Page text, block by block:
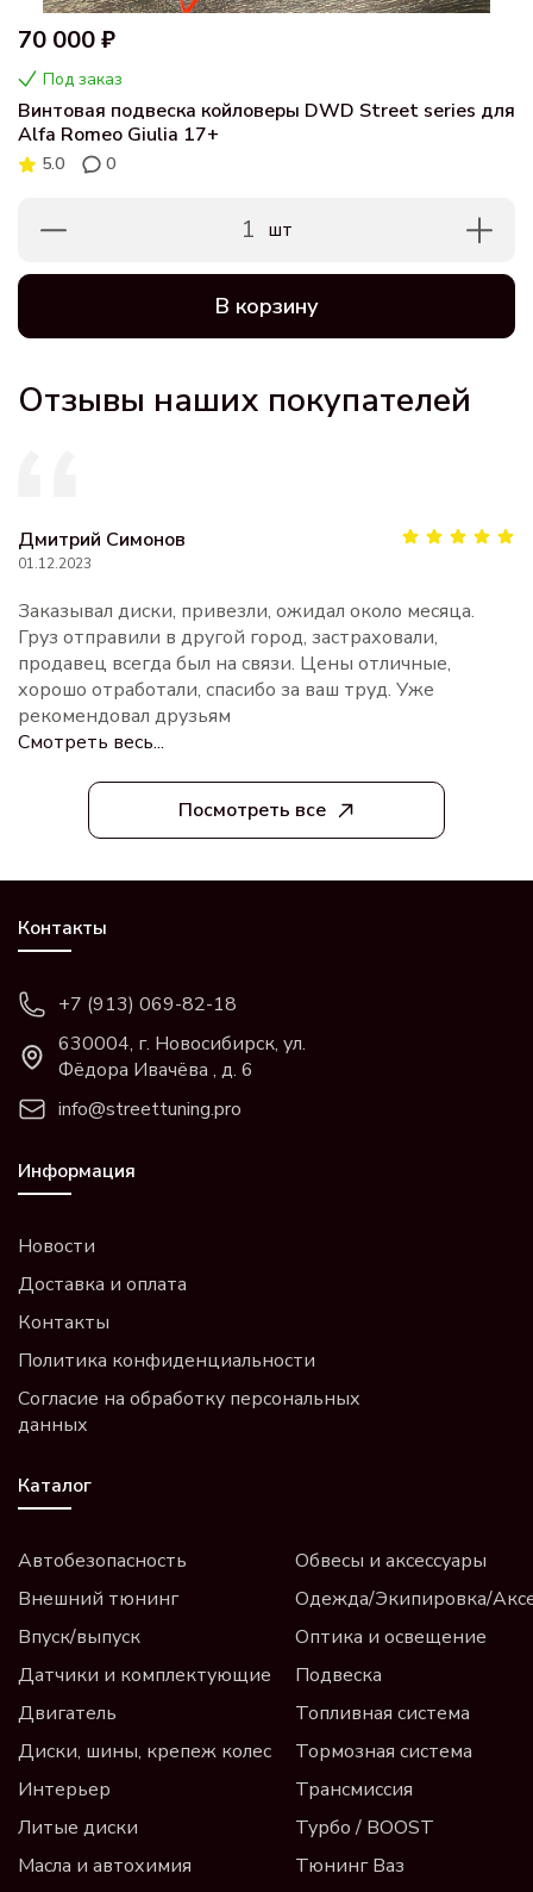
70 000 ₽
Под заказ
Винтовая подвеска койловеры DWD Street series для
Alfa Romeo Giulia 17+
5.0 0
1 шт
В корзину
Отзывы наших покупателей
Посмотреть все
Дмитрий Симонов
01.12.2023
Заказывал диски, привезли, ожидал около месяца.
Груз отправили в другой город, застраховали,
продавец всегда был на связи. Цены отличные,
хорошо отработали, спасибо за ваш труд. Уже
рекомендовал друзьям
Смотреть весь...
Контакты
+7 (913) 069-82-18
630004, г. Новосибирск, ул.
Фёдора Ивачёва , д. 6
info@streettuning.pro
Информация
Новости
Доставка и оплата
Контакты
Политика конфиденциальности
Согласие на обработку персональных
данных
Каталог
Автобезопасность
Внешний тюнинг
Впуск/выпуск
Датчики и комплектующие
Двигатель
Диски, шины, крепеж колес
Интерьер
Литые диски
Масла и автохимия
Обвесы и аксессуары
Одежда/Экипировка/
Оптика и освещение
Подвеска
Топливная система
Тормозная система
Трансмиссия
Турбо / BOOST
Тюнинг Ваз